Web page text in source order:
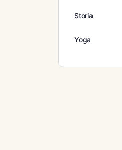
Storia
Yoga